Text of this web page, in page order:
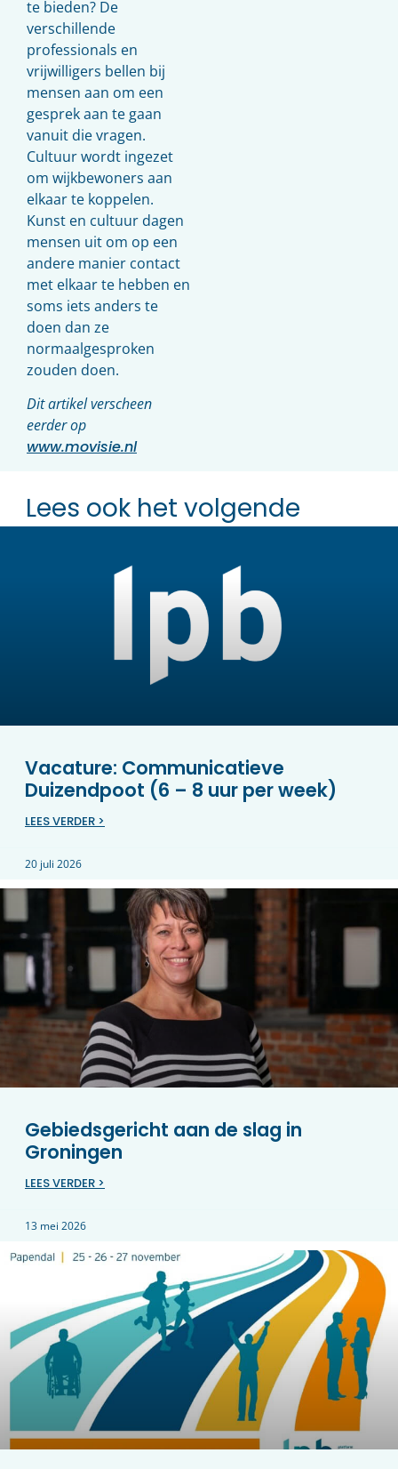
te bieden? De
verschillende
professionals en
vrijwilligers bellen bij
mensen aan om een
gesprek aan te gaan
vanuit die vragen.
Cultuur wordt ingezet
om wijkbewoners aan
elkaar te koppelen.
Kunst en cultuur dagen
mensen uit om op een
andere manier contact
met elkaar te hebben en
soms iets anders te
doen dan ze
normaalgesproken
zouden doen.
Dit artikel verscheen
eerder op
www.movisie.nl
Lees ook het volgende
Vacature: Communicatieve
Duizendpoot (6 – 8 uur per week)
LEES VERDER >
20 juli 2026
Gebiedsgericht aan de slag in
Groningen
LEES VERDER >
13 mei 2026